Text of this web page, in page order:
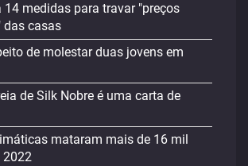
14 medidas para travar "preços
das casas
de molestar duas jovens em
de Silk Nobre é uma carta de
mataram mais de 16 mil
2022